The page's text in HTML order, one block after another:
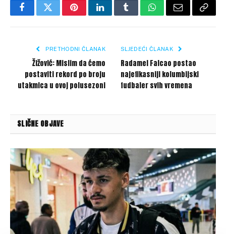
FacebookTwitterPinterestLinkedInTumblrWhatsApp
Email Copy
PRETHODNI ČLANAK
Žižović: Mislim da ćemo
postaviti rekord po broju
utakmica u ovoj polusezoni
SLJEDEĆI ČLANAK
Radamel Falcao postao
najefikasniji kolumbijski
fudbaler svih vremena
SLIČNE OBJAVE